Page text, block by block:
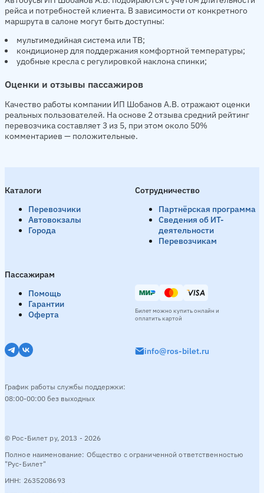
рейса и потребностей клиента. В зависимости от конкретного
маршрута в салоне могут быть доступны:
мультимедийная система или ТВ;
кондиционер для поддержания комфортной температуры;
удобные кресла с регулировкой наклона спинки;
Оценки и отзывы пассажиров
Качество работы компании ИП Шобанов А.В. отражают оценки
реальных пользователей. На основе 2 отзыва средний рейтинг
перевозчика составляет 3 из 5, при этом около 50%
комментариев — положительные.
Каталоги
Перевозчики
Автовокзалы
Города
Пассажирам
Помощь
Гарантии
Оферта
Сотрудничество
Партнёрская программа
Сведения об ИТ-
деятельности
Перевозчикам
© Рос-Билет ру, 2013 - 2026
Полное наименование: Общество с ограниченной ответственностью
"Рус-Билет"
ИНН: 2635208693
info@ros-bilet.ru
График работы службы поддержки:
08:00-00:00 без выходных
Билет можно купить онлайн и
оплатить картой